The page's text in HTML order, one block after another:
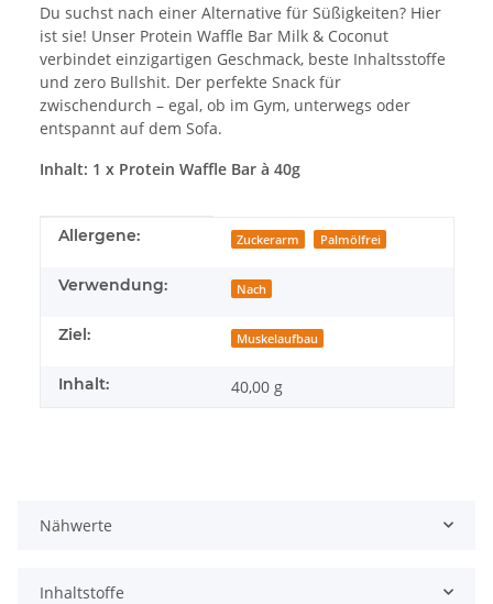
Du suchst nach einer Alternative für Süßigkeiten? Hier
ist sie! Unser Protein Waffle Bar Milk & Coconut
verbindet einzigartigen Geschmack, beste Inhaltsstoffe
und zero Bullshit. Der perfekte Snack für
zwischendurch – egal, ob im Gym, unterwegs oder
entspannt auf dem Sofa.
Inhalt: 1 x Protein Waffle Bar à 40g
Produkteigenschaft
Wert
Allergene: Zuckerarm Palmölfrei
Verwendung: Nach
Ziel: Muskelaufbau
Inhalt: 40,00 g
Nähwerte
Inhaltstoffe